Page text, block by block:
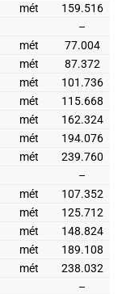
mét
159.516
–
mét
77.004
mét
87.372
mét
101.736
mét
115.668
mét
162.324
mét
194.076
mét
239.760
–
mét
107.352
mét
125.712
mét
148.824
mét
189.108
mét
238.032
–